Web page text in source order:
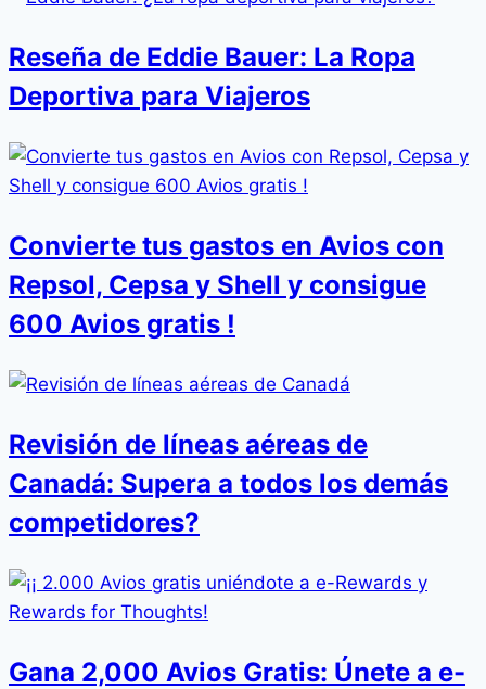
Reseña de Eddie Bauer: La Ropa
Deportiva para Viajeros
Convierte tus gastos en Avios con
Repsol, Cepsa y Shell y consigue
600 Avios gratis !
Revisión de líneas aéreas de
Canadá: Supera a todos los demás
competidores?
Gana 2,000 Avios Gratis: Únete a e-